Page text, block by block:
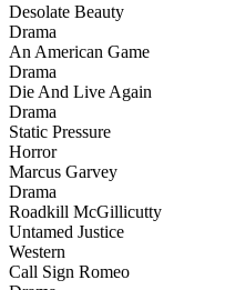
Desolate Beauty
Drama
An American Game
Drama
Die And Live Again
Drama
Static Pressure
Horror
Marcus Garvey
Drama
Roadkill McGillicutty
Untamed Justice
Western
Call Sign Romeo